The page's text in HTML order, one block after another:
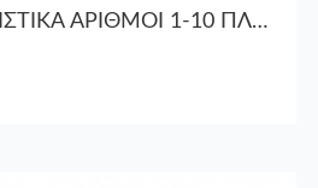
METRON ΔΙΑΧΩΡΙΣΤΙΚΑ ΑΡΙΘΜΟΙ 1-10 ΠΛΑΣΤ. Α4